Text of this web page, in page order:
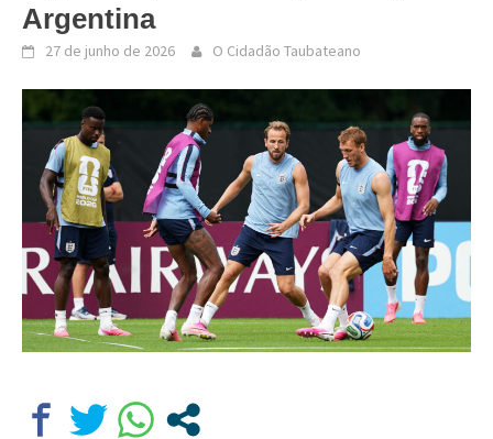
Argentina
27 de junho de 2026 O Cidadão Taubateano